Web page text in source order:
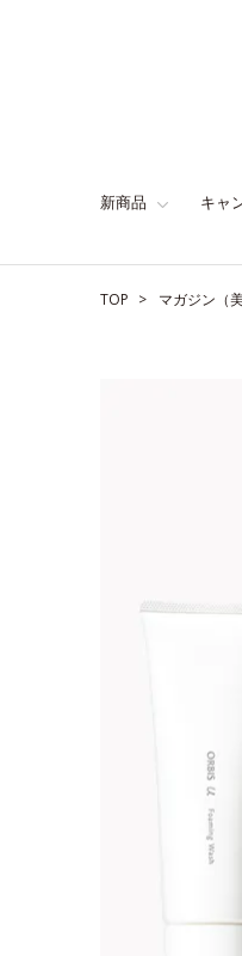
新商品 キャ
TOP マガジン（